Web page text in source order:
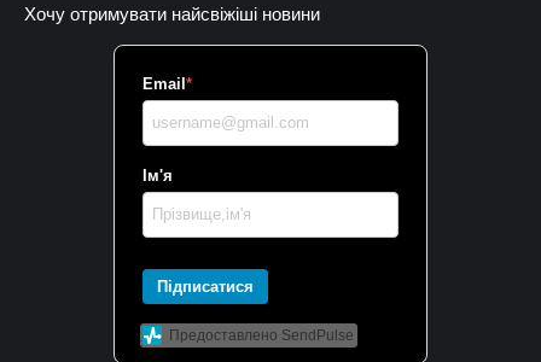
Хочу отримувати найсвіжіші новини
Email *
Ім'я
Підписатися
Предоставлено SendPulse